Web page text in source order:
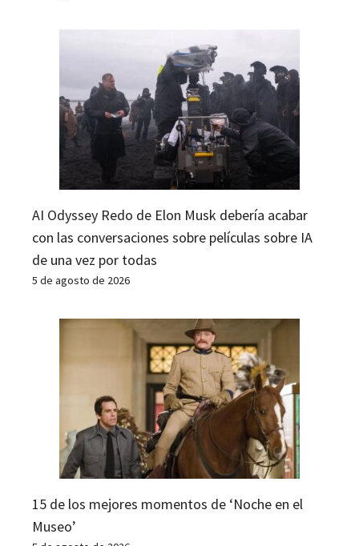
AI Odyssey Redo de Elon Musk debería acabar
con las conversaciones sobre películas sobre IA
de una vez por todas
5 de agosto de 2026
15 de los mejores momentos de ‘Noche en el
Museo’